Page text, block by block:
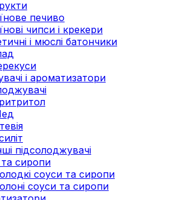
печиво
чипси і крекери
і мюслі батончики
і ароматизатори
підсолоджувачі
сиропи
соуси та сиропи
соуси та сиропи